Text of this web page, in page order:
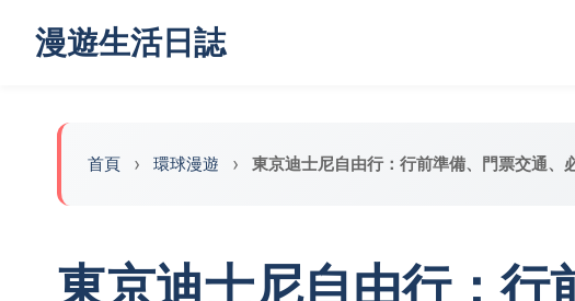
漫遊生活日誌
首頁 ‌環球漫遊 東京迪士尼自由行：行前準備、門票交通、
東京迪士尼自由行：行